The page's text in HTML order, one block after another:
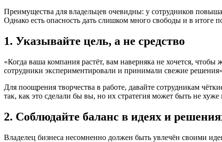
Преимущества для владельцев очевидны: у сотрудников
Однако есть опасность дать слишком много свободы и в итоге
1. Указывайте цель, а не средство
«Когда ваша компания растёт, вам наверняка не хочется,
сотрудники экспериментировали и принимали свежие
Для поощрения творчества в работе, давайте сотрудникам
так, как это сделали бы вы, но их стратегия может быть не
2. Соблюдайте баланс в идеях и
Владелец бизнеса несомненно должен быть увлечён своими